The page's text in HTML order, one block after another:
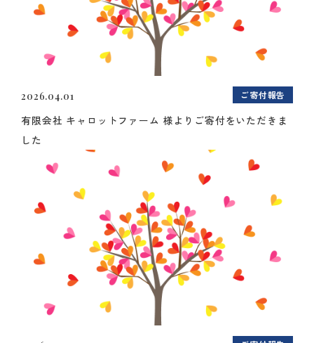
2026.04.01 ご寄付報告
有限会社 キャロットファーム 様よりご寄付をいただきま
した